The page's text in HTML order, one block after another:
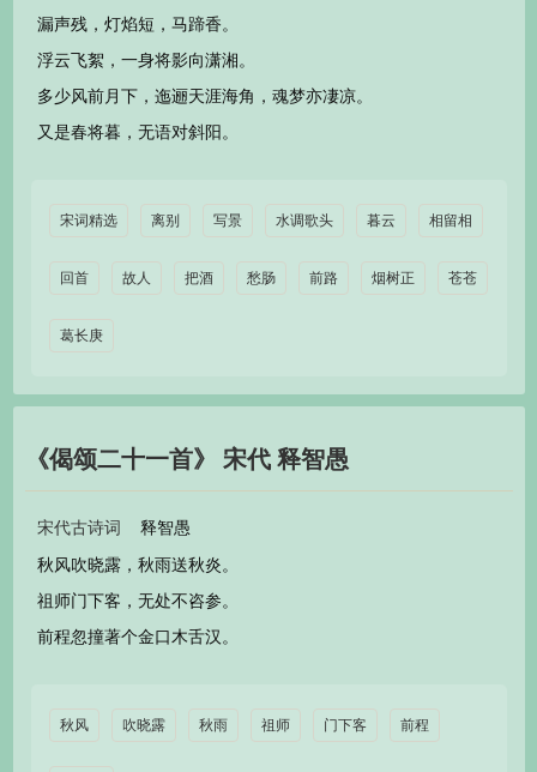
漏声残，灯焰短，马蹄香。
浮云飞絮，一身将影向潇湘。
多少风前月下，迤逦天涯海角，魂梦亦凄凉。
又是春将暮，无语对斜阳。
宋词精选 离别 写景 水调歌头 暮云 相留相
回首 故人 把酒 愁肠 前路 烟树正 苍苍
葛长庚
《偈颂二十一首》 宋代 释智愚
宋代古诗词
释智愚
秋风吹晓露，秋雨送秋炎。
祖师门下客，无处不咨参。
前程忽撞著个金口木舌汉。
秋风 吹晓露 秋雨 祖师 门下客 前程